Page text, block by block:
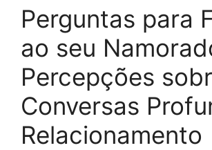
Perguntas para
ao seu
Percepções
Conversas
Relacionamento